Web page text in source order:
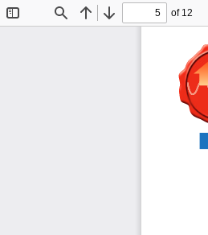
Find Previous
Next
of 12